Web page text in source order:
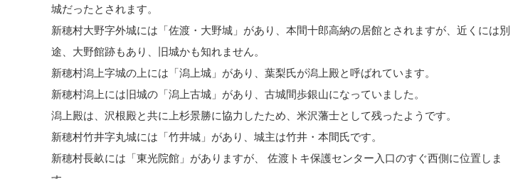
城だったとされます。
新穂村大野字外城には「佐渡・大野城」があり、本間十郎高納の居館とされますが、近くには別
途、大野館跡もあり、旧城かも知れません。
新穂村潟上字城の上には「潟上城」があり、葉梨氏が潟上殿と呼ばれています。
新穂村潟上には旧城の「潟上古城」があり、古城間歩銀山になっていました。
潟上殿は、沢根殿と共に上杉景勝に協力したため、米沢藩士として残ったようです。
新穂村竹井字丸城には「竹井城」があり、城主は竹井・本間氏です。
新穂村長畝には「東光院館」がありますが、 佐渡トキ保護センター入口のすぐ西側に位置しま